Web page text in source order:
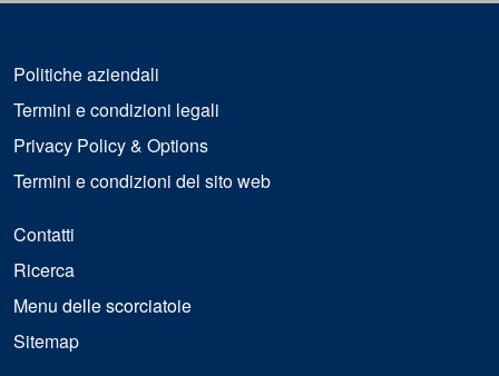
Politiche aziendali
Termini e condizioni legali
Privacy Policy & Options
Termini e condizioni del sito web
Contatti
Ricerca
Menu delle scorciatoie
Sitemap